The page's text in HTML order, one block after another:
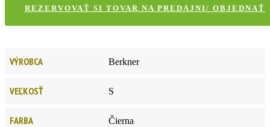
REZERVOVAŤ SI TOVAR NA PREDAJNI/ OBJEDNAŤ
VÝROBCA Berkner
VEĽKOSŤ S
FARBA Čierna